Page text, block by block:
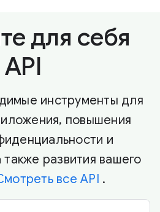
для себя
API
инструменты для
повышения
и
развития вашего
все API .